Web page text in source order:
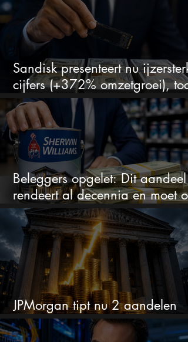
Sandisk presenteert nu
cijfers (+372% omzetgroei), toch
zakt het aandeel weg
Beleggers opgelet: Dit aandeel
rendeert al decennia en moet op
je watchlist staan!
JPMorgan tipt nu 2 aandelen
voor augustus